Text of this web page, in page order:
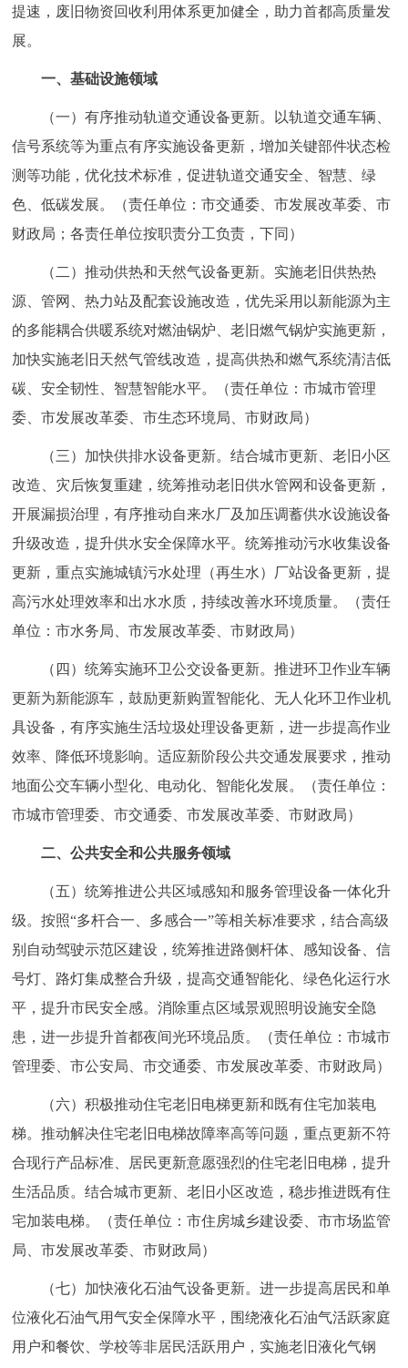
提速，废旧物资回收利用体系更加健全，助力首都高质量发
展。
一、基础设施领域
（一）有序推动轨道交通设备更新。以轨道交通车辆、
信号系统等为重点有序实施设备更新，增加关键部件状态检
测等功能，优化技术标准，促进轨道交通安全、智慧、绿
色、低碳发展。（责任单位：市交通委、市发展改革委、市
财政局；各责任单位按职责分工负责，下同）
（二）推动供热和天然气设备更新。实施老旧供热热
源、管网、热力站及配套设施改造，优先采用以新能源为主
的多能耦合供暖系统对燃油锅炉、老旧燃气锅炉实施更新，
加快实施老旧天然气管线改造，提高供热和燃气系统清洁低
碳、安全韧性、智慧智能水平。（责任单位：市城市管理
委、市发展改革委、市生态环境局、市财政局）
（三）加快供排水设备更新。结合城市更新、老旧小区
改造、灾后恢复重建，统筹推动老旧供水管网和设备更新，
开展漏损治理，有序推动自来水厂及加压调蓄供水设施设备
升级改造，提升供水安全保障水平。统筹推动污水收集设备
更新，重点实施城镇污水处理（再生水）厂站设备更新，提
高污水处理效率和出水水质，持续改善水环境质量。（责任
单位：市水务局、市发展改革委、市财政局）
（四）统筹实施环卫公交设备更新。推进环卫作业车辆
更新为新能源车，鼓励更新购置智能化、无人化环卫作业机
具设备，有序实施生活垃圾处理设备更新，进一步提高作业
效率、降低环境影响。适应新阶段公共交通发展要求，推动
地面公交车辆小型化、电动化、智能化发展。（责任单位：
市城市管理委、市交通委、市发展改革委、市财政局）
二、公共安全和公共服务领域
（五）统筹推进公共区域感知和服务管理设备一体化升
级。按照“多杆合一、多感合一”等相关标准要求，结合高级
别自动驾驶示范区建设，统筹推进路侧杆体、感知设备、信
号灯、路灯集成整合升级，提高交通智能化、绿色化运行水
平，提升市民安全感。消除重点区域景观照明设施安全隐
患，进一步提升首都夜间光环境品质。（责任单位：市城市
管理委、市公安局、市交通委、市发展改革委、市财政局）
（六）积极推动住宅老旧电梯更新和既有住宅加装电
梯。推动解决住宅老旧电梯故障率高等问题，重点更新不符
合现行产品标准、居民更新意愿强烈的住宅老旧电梯，提升
生活品质。结合城市更新、老旧小区改造，稳步推进既有住
宅加装电梯。（责任单位：市住房城乡建设委、市市场监管
局、市发展改革委、市财政局）
（七）加快液化石油气设备更新。进一步提高居民和单
位液化石油气用气安全保障水平，围绕液化石油气活跃家庭
用户和餐饮、学校等非居民活跃用户，实施老旧液化气钢